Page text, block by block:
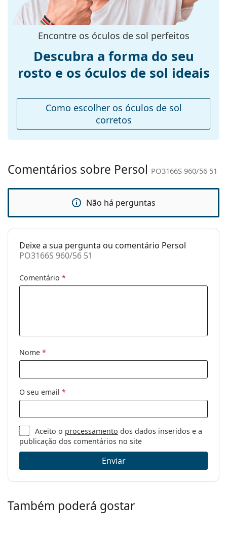
óculos de sol. Alguns modelos podem vir com um
saco de tecido em vez de um pano.
Explore toda a gama deóculos de sol para encontrar
armação:
Tamanhos:
L
óculos:
145 mm
Ponte:
22 mm
215 g
Sim
Acessórios
Estojo:
Sim
limpeza:
Sim
Outros
Género:
Homem
Marca:
Sim
Encontre os óculos de sol perfeitos
Descubra a forma do seu
rosto e os óculos de sol ideais
Como escolher os óculos de sol
corretos
Comentários sobre Persol PO3166S 960/56 51
Não há perguntas
Deixe a sua pergunta ou comentário Persol
PO3166S 960/56 51
Comentário *
Nome *
O seu email *
Aceito o processamento dos dados inseridos e a
publicação dos comentários no site
Enviar
Também poderá gostar